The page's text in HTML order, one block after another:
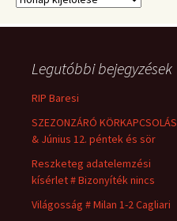
Legutóbbi bejegyzések
RIP Baresi
SZEZONZÁRÓ KÖRKAPCSOLÁS
& Június 12. péntek és sör
Reszketeg adatelemzési
kísérlet # Bizonyíték nincs
Világosság # Milan 1-2 Cagliari